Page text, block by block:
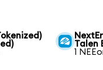
Talen
1